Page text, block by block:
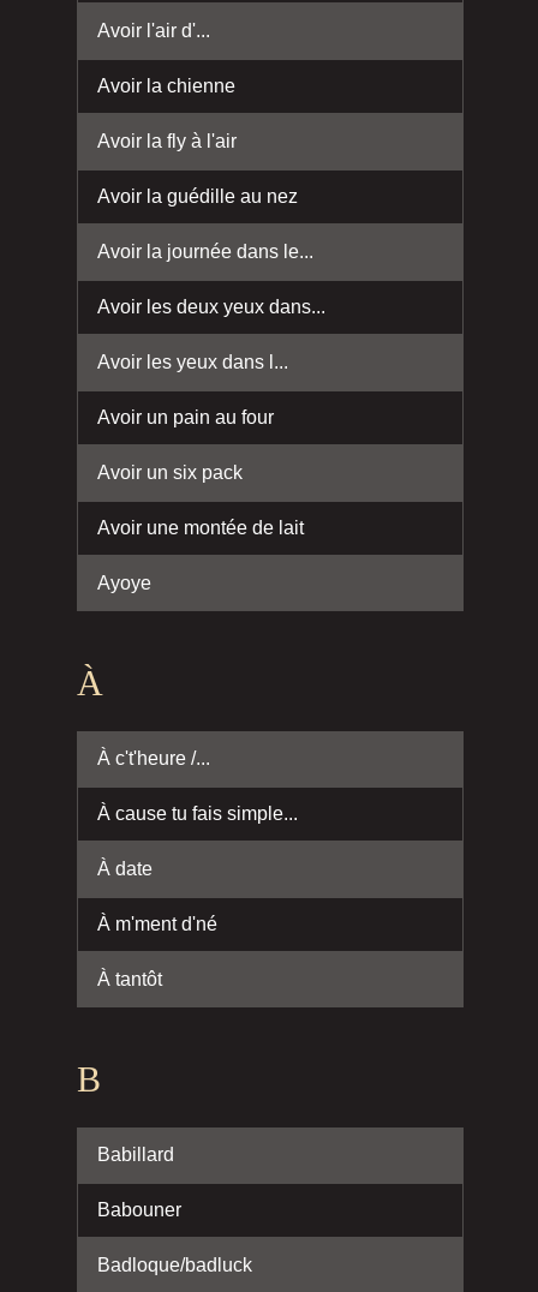
Avoir l'air d'...
Avoir la chienne
Avoir la fly à l'air
Avoir la guédille au nez
Avoir la journée dans le...
Avoir les deux yeux dans...
Avoir les yeux dans l...
Avoir un pain au four
Avoir un six pack
Avoir une montée de lait
Ayoye
À
À c't'heure /...
À cause tu fais simple...
À date
À m'ment d'né
À tantôt
B
Babillard
Babouner
Badloque/badluck